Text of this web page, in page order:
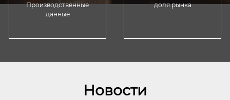
Производственные
данные
доля рынка
Новости